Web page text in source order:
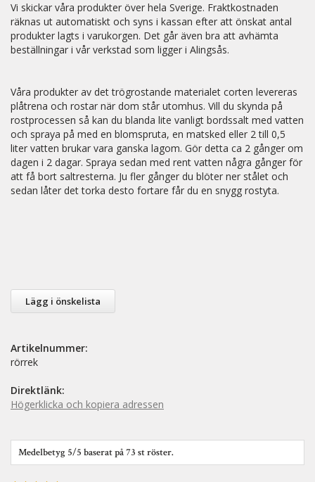
Vi skickar våra produkter över hela Sverige. Fraktkostnaden
räknas ut automatiskt och syns i kassan efter att önskat antal
produkter lagts i varukorgen. Det går även bra att avhämta
beställningar i vår verkstad som ligger i Alingsås.
Våra produkter av det trögrostande materialet corten levereras
plåtrena och rostar när dom står utomhus. Vill du skynda på
rostprocessen så kan du blanda lite vanligt bordssalt med vatten
och spraya på med en blomspruta, en matsked eller 2 till 0,5
liter vatten brukar vara ganska lagom. Gör detta ca 2 gånger om
dagen i 2 dagar. Spraya sedan med rent vatten några gånger för
att få bort saltresterna. Ju fler gånger du blöter ner stålet och
sedan låter det torka desto fortare får du en snygg rostyta.
Lägg i önskelista
Artikelnummer:
rörrek
Direktlänk:
Högerklicka och kopiera adressen
Medelbetyg 5/5 baserat på73 st röster.